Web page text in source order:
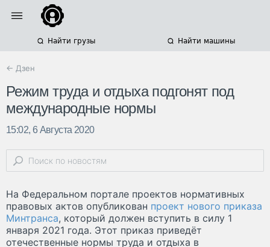
Найти грузы Найти машины
← Дзен
Режим труда и отдыха подгонят под
международные нормы
15:02, 6 Августа 2020
На Федеральном портале проектов нормативных
правовых актов опубликован проект нового приказа
Минтранса, который должен вступить в силу 1
января 2021 года. Этот приказ приведёт
отечественные нормы труда и отдыха в